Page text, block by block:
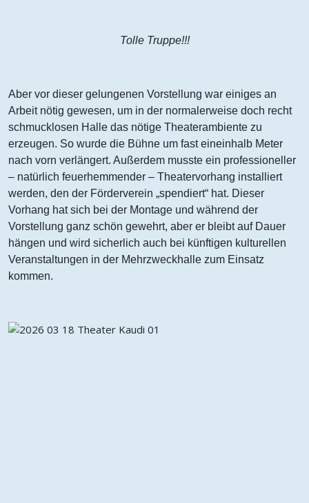
Tolle Truppe!!!
Aber vor dieser gelungenen Vorstellung war einiges an
Arbeit nötig gewesen, um in der normalerweise doch recht
schmucklosen Halle das nötige Theaterambiente zu
erzeugen. So wurde die Bühne um fast eineinhalb Meter
nach vorn verlängert. Außerdem musste ein professioneller
– natürlich feuerhemmender – Theatervorhang installiert
werden, den der Förderverein „spendiert“ hat. Dieser
Vorhang hat sich bei der Montage und während der
Vorstellung ganz schön gewehrt, aber er bleibt auf Dauer
hängen und wird sicherlich auch bei künftigen kulturellen
Veranstaltungen in der Mehrzweckhalle zum Einsatz
kommen.